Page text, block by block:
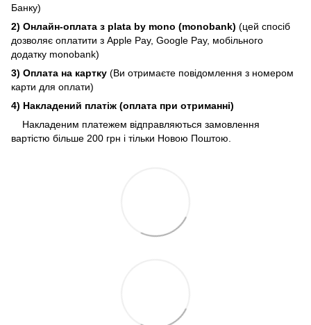
Банку)
2) Онлайн-оплата з plata by mono (monobank) (цей спосіб
дозволяє оплатити з Apple Pay, Google Pay, мобільного
додатку monobank)
3) Оплата на картку (Ви отримаєте повідомлення з номером
карти для оплати)
4) Накладений платіж (оплата при отриманні)
Накладеним платежем відправляються замовлення
вартістю більше 200 грн і тільки Новою Поштою.